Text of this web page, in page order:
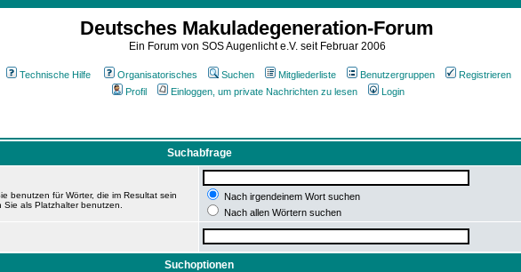
Deutsches Makuladegeneration-Forum
Ein Forum von SOS Augenlicht e.V. seit Februar 2006
Technische Hilfe Organisatorisches Suchen Mitgliederliste Benutzergruppen
Registrieren
Profil
Einloggen, um private Nachrichten zu lesen Login
Suchabfrage
benutzen für Wörter, die im Resultat sein
als Platzhalter benutzen.
Nach irgendeinem Wort suchen
Nach allen Wörtern suchen
Suchoptionen